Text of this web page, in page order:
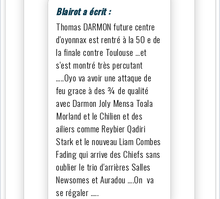
Blairot a écrit :
Thomas DARMON future centre
d'oyonnax est rentré à la 50 e de
la finale contre Toulouse …et
s'est montré très percutant
…..Oyo va avoir une attaque de
feu grace à des ¾ de qualité
avec Darmon Joly Mensa Toala
Morland et le Chilien et des
ailiers comme Reybier Qadiri
Stark et le nouveau Liam Combes
Fading qui arrive des Chiefs sans
oublier le trio d'arrières Salles
Newsomes et Auradou ….On va
se régaler …..